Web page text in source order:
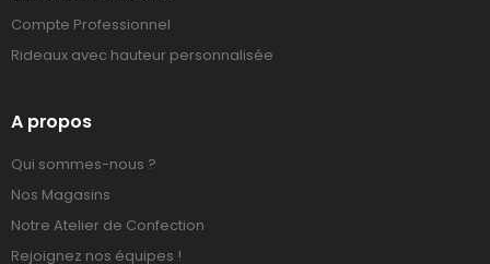
Compte Professionnel
Rideaux avec hauteur personnalisée
A propos
Qui sommes-nous ?
Nos Magasins
Notre Atelier de Confection
Rejoignez nos équipes !